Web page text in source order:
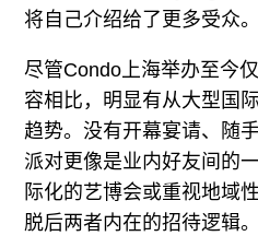
将自己介绍给了更多受众。
尽管Condo上海举办至今
容相比，明显有从大型国
趋势。没有开幕宴请、随
派对更像是业内好友间的
际化的艺博会或重视地域
脱后两者内在的招待逻辑